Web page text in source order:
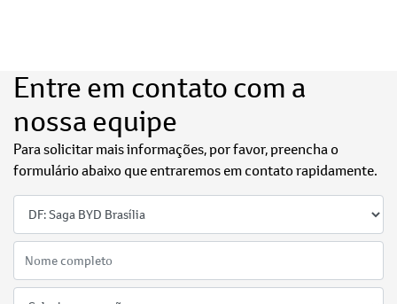
Entre em contato com a
nossa equipe
Para solicitar mais informações, por favor, preencha o
formulário abaixo que entraremos em contato rapidamente.